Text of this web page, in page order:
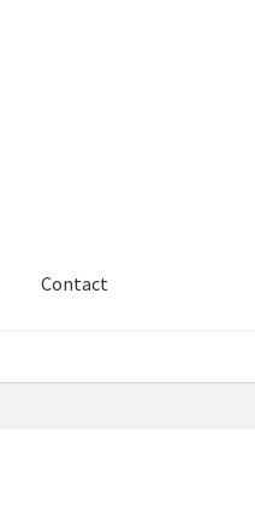
Contact